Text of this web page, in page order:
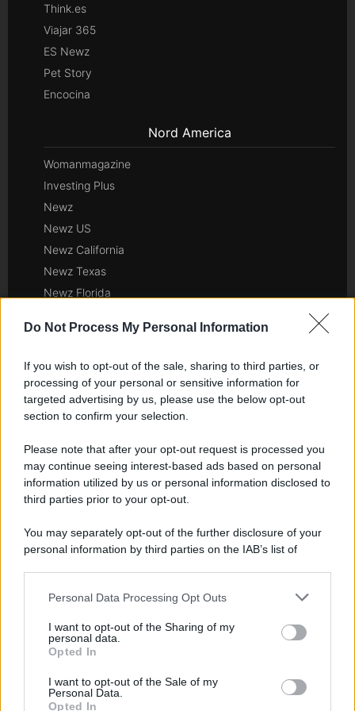
Do Not Process My Personal Information
If you wish to opt-out of the sale, sharing to third parties, or
processing of your personal or sensitive information for
targeted advertising by us, please use the below opt-out
section to confirm your selection.
Please note that after your opt-out request is processed you
may continue seeing interest-based ads based on personal
information utilized by us or personal information disclosed to
third parties prior to your opt-out.
You may separately opt-out of the further disclosure of your
personal information by third parties on the IAB’s list of
This information may also be disclosed by us to third parties
disclose it to other third parties.
Please note that this website/app uses one or more Google
services and may gather and store information including but
not limited to your visit or usage behaviour. You may click to
Personal Data Processing Opt Outs
I want to opt-out of the Sharing of my
personal data.
Opted In
I want to opt-out of the Sale of my
Personal Data.
Opted In
Think.es
Viajar 365
ES Newz
Pet Story
Encocina
Nord America
Womanmagazine
Investing Plus
Newz
Newz US
Newz California
Newz Texas
Newz Florida
Newz Pennsylvania
Newz Ohio
Gameland
Hig Tech Mag
Scoop Mag
Lgbtqia News
Motors Magazine 365
Day Travel 365
Home Magazine 365
Cineverse Magazine
SecondHomeMagazine
InvestirMag